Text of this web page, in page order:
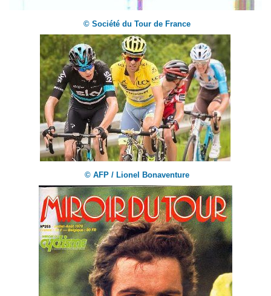
© Société du Tour de France
© AFP / Lionel Bonaventure